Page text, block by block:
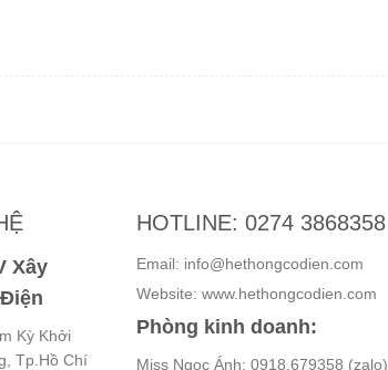
Xây
Kỳ Khởi
Tp.Hồ Chí
HOTLINE: 0274 3868358
Email: info@hethongcodien.com
Website: www.hethongcodien.com
Phòng kinh doanh:
Miss Ngọc Ánh: 0918.679358 (zalo)